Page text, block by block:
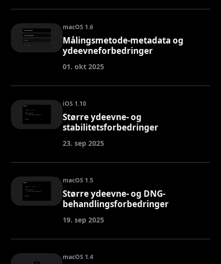
macOS 1.6
Målingsmetode-metadata og
ydeevneforbedringer
01. okt 2025
iOS 1.10
Større ydeevne- og
stabilitetsforbedringer
23. sep 2025
macOS 1.5
Større ydeevne- og DNG-
behandlingsforbedringer
19. sep 2025
macOS 1.4